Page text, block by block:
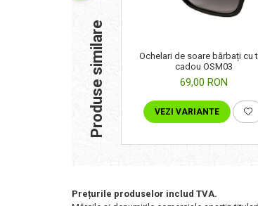
Produse similare
Ochelari de soare bărbați cu
cadou OSM03
69,00 RON
VEZI VARIANTE
Prețurile produselor includ TVA.